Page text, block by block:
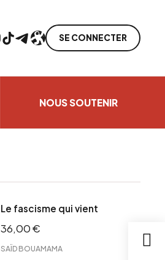
TikTok TelegramLien SE CONNECTER
NOUS SOUTENIR
Le fascisme qui vient
36,00€
SAÏD BOUAMAMA